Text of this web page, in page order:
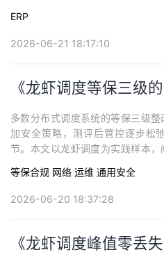
骤，解析数据一致性、业务规则适
方案在人力提效、数据协同层面
ERP
2026-06-21 18:17:10
《龙虾调度等保三级
多数分布式调度系统的等保三级
加安全策略，测评后管控逐步松
节。本文以龙虾调度为实践样本
全链路审计、数据全生命周期管控
心维度，配套常态化合规度量校准机
等保合规 网络 运维 通用安全
2026-06-20 18:37:28
《龙虾调度峰值零丢